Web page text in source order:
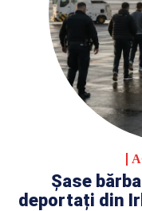
Șase
deportați din